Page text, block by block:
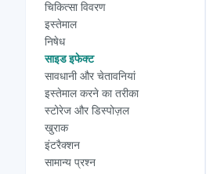
चिकित्सा विवरण
इस्तेमाल
निषेध
साइड इफेक्ट
सावधानी और चेतावनियां
इस्तेमाल करने का तरीका
स्टोरेज और डिस्पोज़ल
खुराक
इंटरैक्शन
सामान्य प्रश्न